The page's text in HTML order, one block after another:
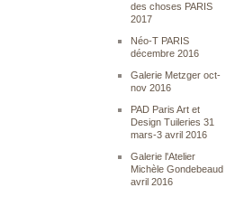
des choses PARIS
2017
Néo-T PARIS
décembre 2016
Galerie Metzger oct-
nov 2016
PAD Paris Art et
Design Tuileries 31
mars-3 avril 2016
Galerie l'Atelier
Michèle Gondebeaud
avril 2016